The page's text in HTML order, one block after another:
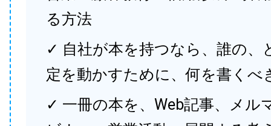
る方法
✓ 自社が本を持つなら、誰の、
定を動かすために、何を書くべ
✓ 一冊の本を、Web記事、メル